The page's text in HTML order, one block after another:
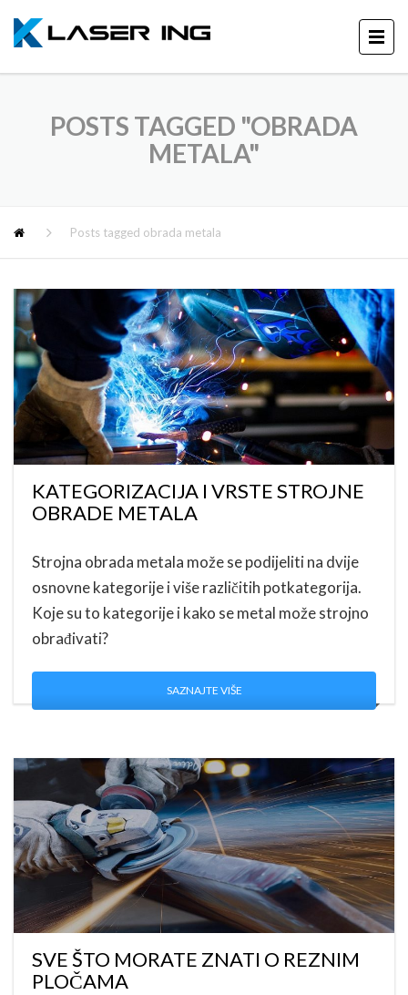
POSTS TAGGED "OBRADA
METALA"
Posts tagged obrada metala
KATEGORIZACIJA I VRSTE STROJNE
OBRADE METALA
Strojna obrada metala može se podijeliti na dvije
osnovne kategorije i više različitih potkategorija.
Koje su to kategorije i kako se metal može strojno
obrađivati?
SAZNAJTE VIŠE
SVE ŠTO MORATE ZNATI O REZNIM
PLOČAMA